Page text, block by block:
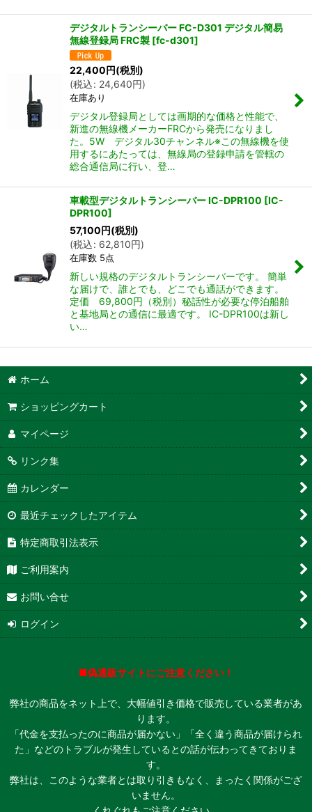
デジタルトランシーバー FC-D301 デジタル簡易
無線登録局 FRC製 [fc-d301]
22,400円(税別)
(税込: 24,640円)
在庫あり
デジタル登録局としては画期的な価格と性能で、
新進の無線機メーカーFRCから発売になりまし
た。5W デジタル30チャンネル※この無線機を使
用するにあたっては、無線局の登録申請を管轄の
総合通信局に行い、登…
車載型デジタルトランシーバー IC-DPR100 [IC-
DPR100]
57,100円(税別)
(税込: 62,810円)
在庫数 5点
新しい規格のデジタルトランシーバーです。 簡単
な届けで、誰とでも、どこでも通話ができます。
定価 69,800円（税別）秘話性が必要な停泊船舶
と基地局との通信に最適です。 IC-DPR100は新し
い…
ホーム
ショッピングカート
マイページ
リンク集
カレンダー
最近チェックしたアイテム
特定商取引法表示
ご利用案内
お問い合せ
ログイン
■偽通販サイトにご注意ください！
弊社の商品をネット上で、大幅値引き価格で販売している業者があ
ります。
「代金を支払ったのに商品が届かない」「全く違う商品が届けられ
た」などのトラブルが発生しているとの話が伝わってきておりま
す。
弊社は、このような業者とは取り引きもなく、まったく関係がござ
いません。